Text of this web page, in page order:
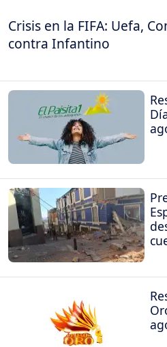
Crisis en la FIFA: Uefa,
contra Infantino